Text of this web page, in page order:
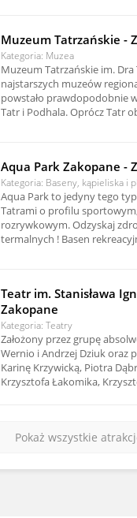
Muzeum Tatrzańskie -
Kategoria: Muzea
Muzeum Tatrzańskie im.
najstarszych muzeów
powstało prawdopodobnie
Tatr i Podhala. Oprócz Tatr
Aqua Park Zakopane -
Kategoria: Baseny, kąpieliska i
Aqua Park to jedyny tego
Tatrami o profilu
rozrywkowym. Odzyskaj
termalnych ! Basen
Teatr im. Stanisława
Zakopane
Kategoria: Teatry
Założony przez grupę
Wernio i Andrzej Dziuk oraz
Karinę Krzywicką, Piotra
Krzysztofa Łakomika,
Pokaż wszystkie